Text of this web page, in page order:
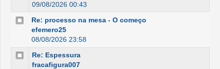
09/08/2026 00:43
Re: processo na mesa - O começo
efemero25
08/08/2026 23:58
Re: Espessura
fracafigura007